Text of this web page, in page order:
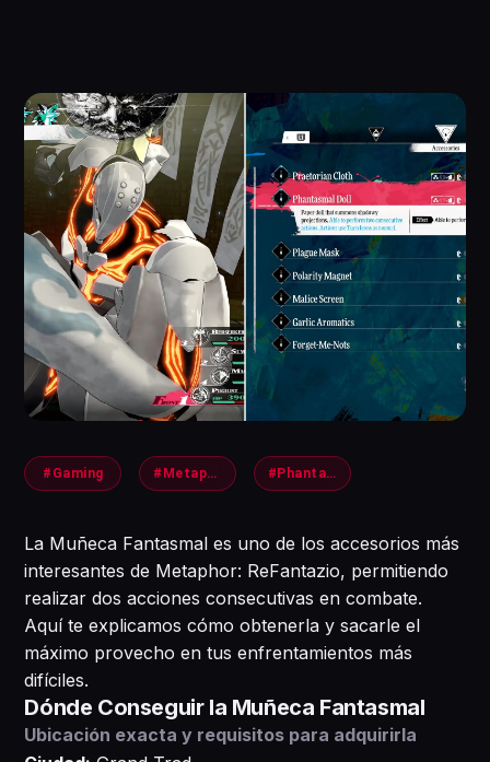
#Gaming #MetaphorReFantazio #PhantasmalDoll
La Muñeca Fantasmal es uno de los accesorios más
interesantes de Metaphor: ReFantazio, permitiendo
realizar dos acciones consecutivas en combate.
Aquí te explicamos cómo obtenerla y sacarle el
máximo provecho en tus enfrentamientos más
difíciles.
Dónde Conseguir la Muñeca Fantasmal
Ubicación exacta y requisitos para adquirirla